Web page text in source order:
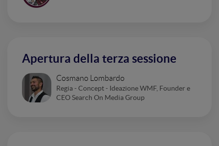
Apertura della terza sessione
Cosmano Lombardo
Regia - Concept - Ideazione WMF, Founder e
CEO Search On Media Group